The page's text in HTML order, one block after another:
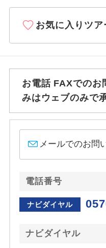
お気に入りツア
お電話 FAXでのお
みはウェブのみで
メールでのお問
電話番号
ナビダイヤル
ナビダイヤル